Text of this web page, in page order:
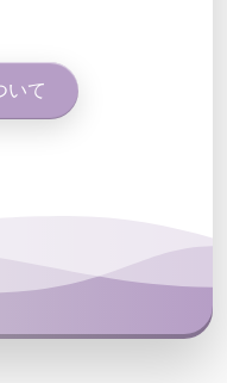
いて